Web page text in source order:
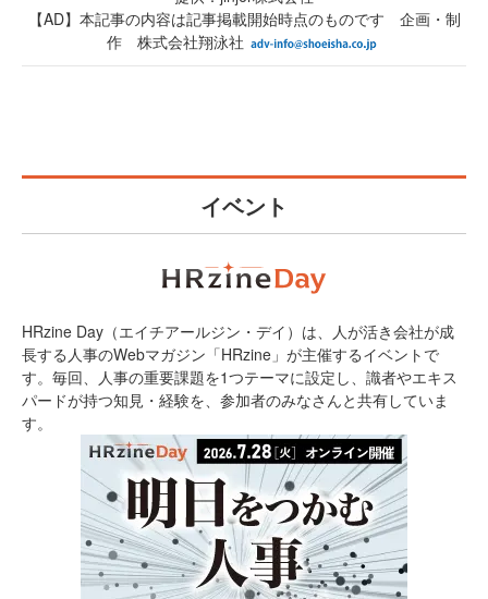
【AD】本記事の内容は記事掲載開始時点のものです 企画・制
作 株式会社翔泳社
イベント
HRzine Day（エイチアールジン・デイ）は、人が活き会社が成
長する人事のWebマガジン「HRzine」が主催するイベントで
す。毎回、人事の重要課題を1つテーマに設定し、識者やエキス
パードが持つ知見・経験を、参加者のみなさんと共有していま
す。